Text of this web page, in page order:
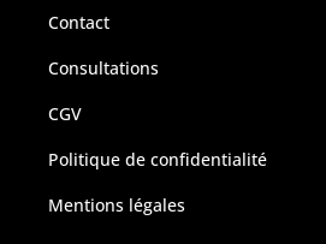
Contact
Consultations
CGV
Politique de confidentialité
Mentions légales